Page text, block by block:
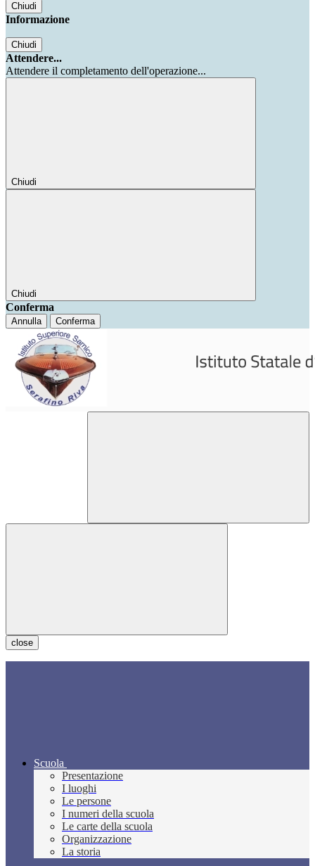
Chiudi
Informazione
Chiudi
Attendere...
Attendere il completamento dell'operazione...
Chiudi
Chiudi
Conferma
Annulla Conferma
close
Scuola
Presentazione
I luoghi
Le persone
I numeri della scuola
Le carte della scuola
Organizzazione
La storia